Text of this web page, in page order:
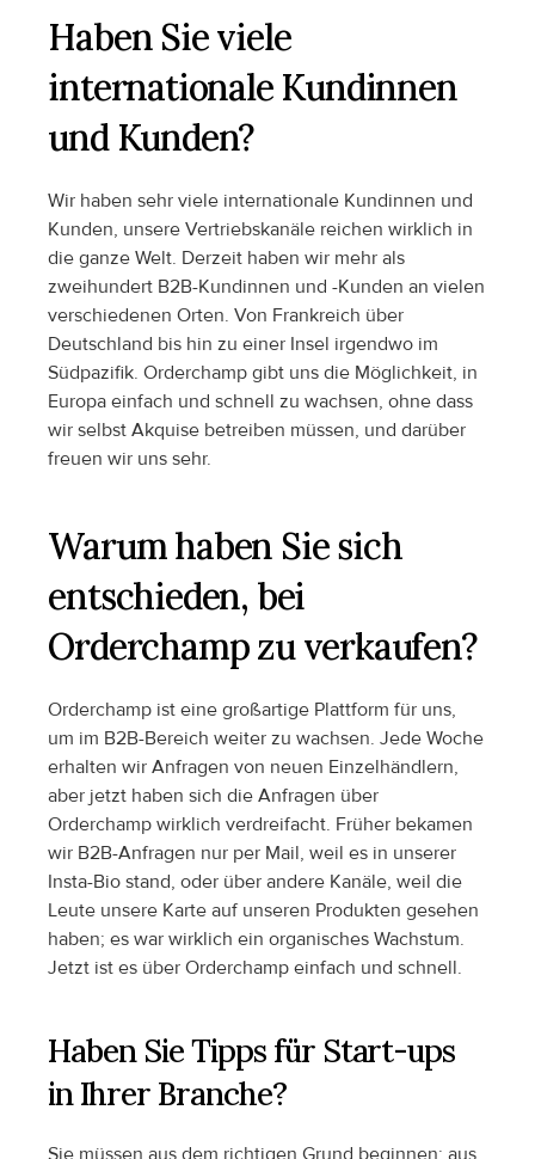
Haben Sie viele
internationale Kundinnen
und Kunden?
Wir haben sehr viele internationale Kundinnen und
Kunden, unsere Vertriebskanäle reichen wirklich in
die ganze Welt. Derzeit haben wir mehr als
zweihundert B2B-Kundinnen und -Kunden an vielen
verschiedenen Orten. Von Frankreich über
Deutschland bis hin zu einer Insel irgendwo im
Südpazifik. Orderchamp gibt uns die Möglichkeit, in
Europa einfach und schnell zu wachsen, ohne dass
wir selbst Akquise betreiben müssen, und darüber
freuen wir uns sehr.
Warum haben Sie sich
entschieden, bei
Orderchamp zu verkaufen?
Orderchamp ist eine großartige Plattform für uns,
um im B2B-Bereich weiter zu wachsen. Jede Woche
erhalten wir Anfragen von neuen Einzelhändlern,
aber jetzt haben sich die Anfragen über
Orderchamp wirklich verdreifacht. Früher bekamen
wir B2B-Anfragen nur per Mail, weil es in unserer
Insta-Bio stand, oder über andere Kanäle, weil die
Leute unsere Karte auf unseren Produkten gesehen
haben; es war wirklich ein organisches Wachstum.
Jetzt ist es über Orderchamp einfach und schnell.
Haben Sie Tipps für Start-ups
in Ihrer Branche?
Sie müssen aus dem richtigen Grund beginnen: aus